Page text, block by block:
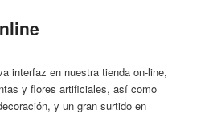
interfaz en nuestra tienda on-line,
y flores artificiales, así como
y un gran surtido en